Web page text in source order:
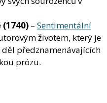
(1740) – Sentimentální
životem, který je
děl předznamenávajících
prózu.